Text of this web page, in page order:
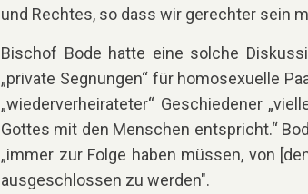
und Rechtes, so dass wir gerechter sein
Bischof Bode hatte eine solche
„private Segnungen“ für homosexuelle
„wiederverheirateter“ Geschiedener
Gottes mit den Menschen entspricht.“
„immer zur Folge haben müssen, von
ausgeschlossen zu werden".